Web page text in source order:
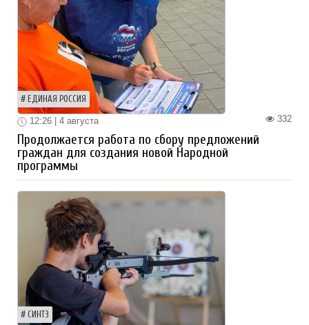
ЕДИНАЯ РОССИЯ
332
12:26 | 4 августа
Продолжается работа по сбору предложений
граждан для создания новой Народной
программы
СИНТЗ